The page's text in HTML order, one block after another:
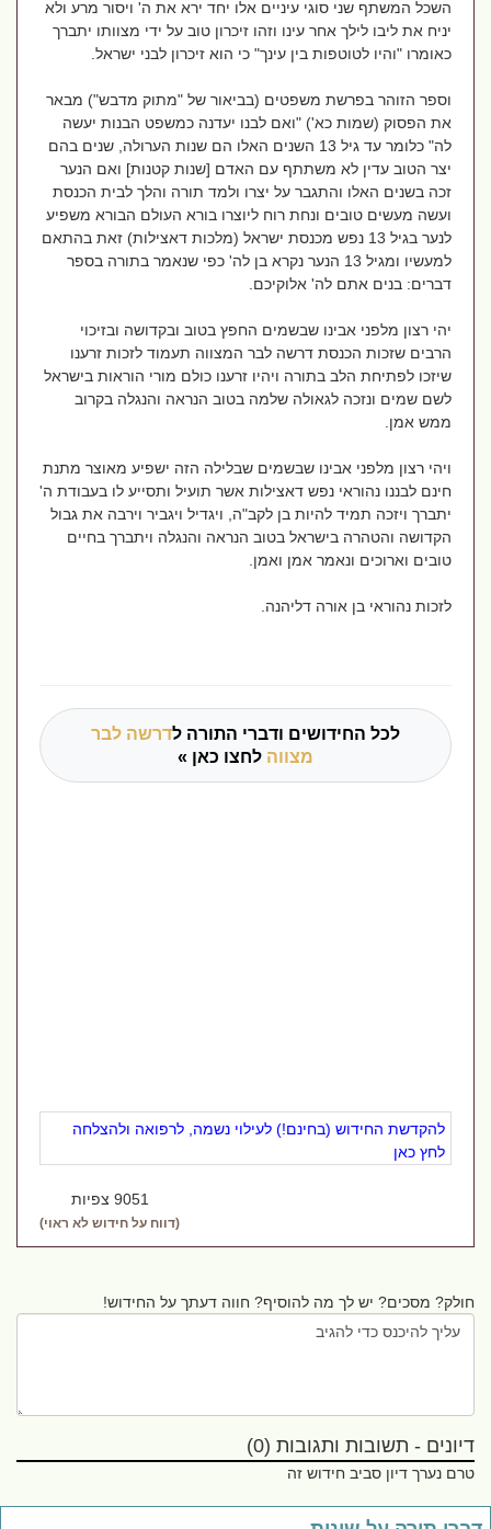
השכל המשתף שני סוגי עיניים אלו יחד ירא את ה' ויסור מרע ולא
יניח את ליבו לילך אחר עינו וזהו זיכרון טוב על ידי מצוותו יתברך
כאומרו "והיו לטוטפות בין עינך" כי הוא זיכרון לבני ישראל.
וספר הזוהר בפרשת משפטים (בביאור של "מתוק מדבש") מבאר
את הפסוק (שמות כא') "ואם לבנו יעדנה כמשפט הבנות יעשה
לה" כלומר עד גיל 13 השנים האלו הם שנות הערולה, שנים בהם
יצר הטוב עדין לא משתתף עם האדם [שנות קטנות] ואם הנער
זכה בשנים האלו והתגבר על יצרו ולמד תורה והלך לבית הכנסת
ועשה מעשים טובים ונחת רוח ליוצרו בורא העולם הבורא משפיע
לנער בגיל 13 נפש מכנסת ישראל (מלכות דאצילות) זאת בהתאם
למעשיו ומגיל 13 הנער נקרא בן לה' כפי שנאמר בתורה בספר
דברים: בנים אתם לה' אלוקיכם.
יהי רצון מלפני אבינו שבשמים החפץ בטוב ובקדושה ובזיכוי
הרבים שזכות הכנסת דרשה לבר המצווה תעמוד לזכות זרענו
שיזכו לפתיחת הלב בתורה ויהיו זרענו כולם מורי הוראות בישראל
לשם שמים ונזכה לגאולה שלמה בטוב הנראה והנגלה בקרוב
ממש אמן.
ויהי רצון מלפני אבינו שבשמים שבלילה הזה ישפיע מאוצר מתנת
חינם לבננו נהוראי נפש דאצילות אשר תועיל ותסייע לו בעבודת ה'
יתברך ויזכה תמיד להיות בן לקב"ה, ויגדיל ויגביר וירבה את גבול
הקדושה והטהרה בישראל בטוב הנראה והנגלה ויתברך בחיים
טובים וארוכים ונאמר אמן ואמן.
לזכות נהוראי בן אורה דליהנה.
לכל החידושים ודברי התורה לדרשה לבר
מצווהלחצו כאן »
להקדשת החידוש (בחינם!) לעילוי נשמה, לרפואה ולהצלחה
לחץ כאן
9051 צפיות
(דווח על חידוש לא ראוי)
חולק? מסכים? יש לך מה להוסיף? חווה דעתך על החידוש!
דיונים - תשובות ותגובות (0)
טרם נערך דיון סביב חידוש זה